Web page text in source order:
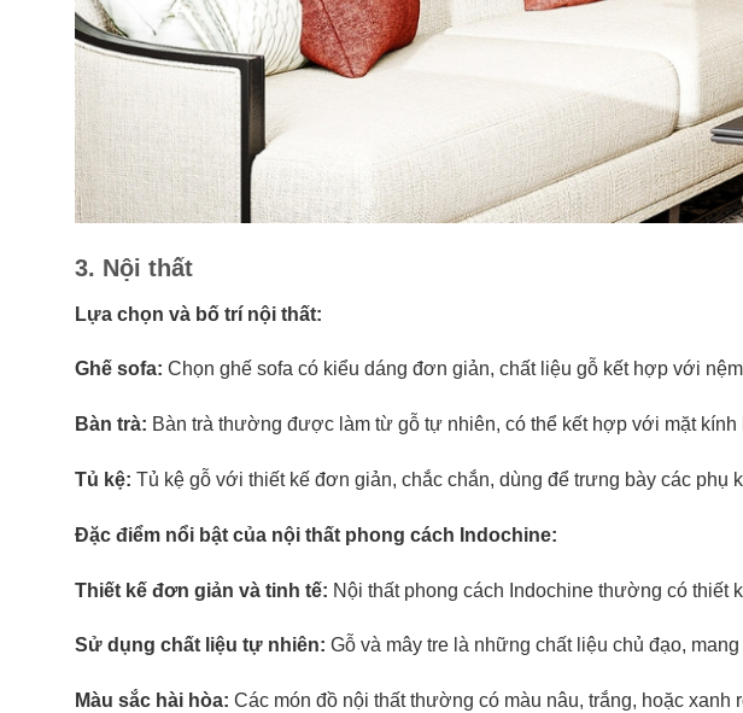
3. Nội thất
Lựa chọn và bố trí nội thất:
Ghế sofa: Chọn ghế sofa có kiểu dáng đơn giản, chất liệu gỗ kết hợp với
Bàn trà: Bàn trà thường được làm từ gỗ tự nhiên, có thể kết hợp với mặt kính
Tủ kệ: Tủ kệ gỗ với thiết kế đơn giản, chắc chắn, dùng để trưng bày các phụ
Đặc điểm nổi bật của nội thất phong cách Indochine:
Thiết kế đơn giản và tinh tế: Nội thất phong cách Indochine thường có thiết
Sử dụng chất liệu tự nhiên: Gỗ và mây tre là những chất liệu chủ đạo,
Màu sắc hài hòa: Các món đồ nội thất thường có màu nâu, trắng, hoặc